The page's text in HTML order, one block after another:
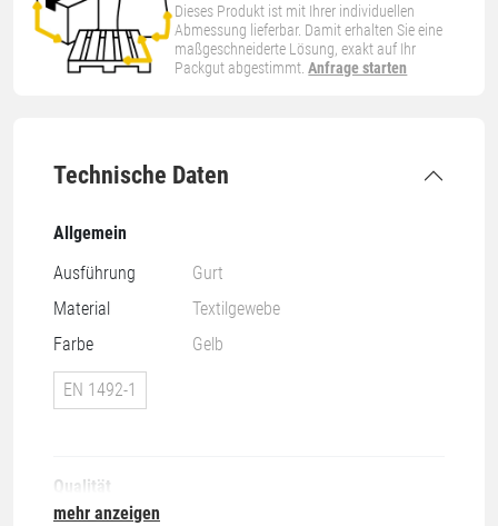
Dieses Produkt ist mit Ihrer individuellen
Abmessung lieferbar. Damit erhalten Sie eine
maßgeschneiderte Lösung, exakt auf Ihr
Packgut abgestimmt.Anfrage starten
Technische Daten
Allgemein
Ausführung
Gurt
Material
Textilgewebe
Farbe
Gelb
EN 1492-1
Qualität
mehr anzeigen